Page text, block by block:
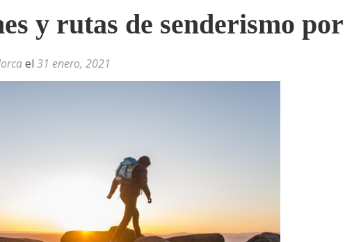
y rutas de senderismo
el 31 enero, 2021